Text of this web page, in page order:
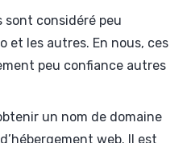
sont considéré peu
et les autres. En nous, ces
peu confiance autres
un nom de domaine
web. Il est